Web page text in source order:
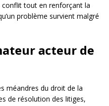
conflit tout en renforçant la
problème survient malgré
acteur de
méandres du droit de la
de résolution des litiges,